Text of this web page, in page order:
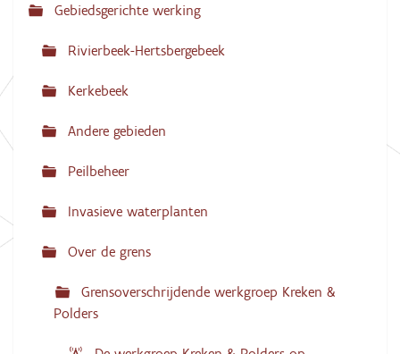
i
Gebiedsgerichte werking
Rivierbeek-Hertsbergebeek
Kerkebeek
Andere gebieden
Peilbeheer
Invasieve waterplanten
Over de grens
Grensoverschrijdende werkgroep Kreken &
Polders